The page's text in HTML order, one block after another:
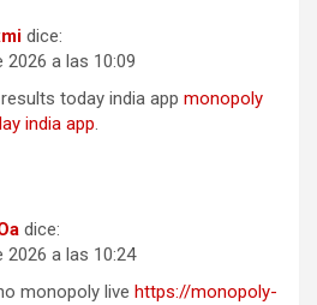
dice:
2026 a las 10:09
today india app monopoly
india app.
dice:
2026 a las 10:24
monopoly live https://monopoly-